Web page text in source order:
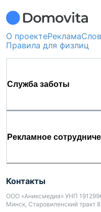
О проектеРеклама
Правила для физлиц
Служба заботы
Рекламное
Контакты
ООО «Аниксмедиа» УНП
Минск, Старовиленский тракт